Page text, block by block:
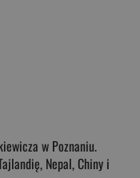
w Poznaniu.
Nepal, Chiny i